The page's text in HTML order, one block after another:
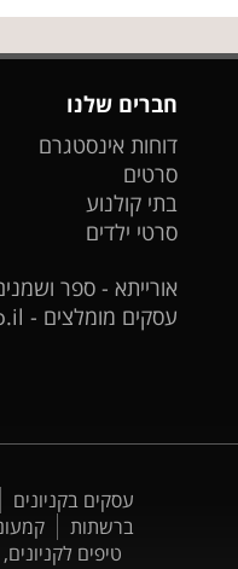
חברים שלנו
דוחות אינסטגרם
סרטים
בתי קולנוע
סרטי ילדים
אורייתא - ספר
עסקים מומלצים - T.co.il
עסקים בקניונים
ברשתות
טיפים לקניונים,